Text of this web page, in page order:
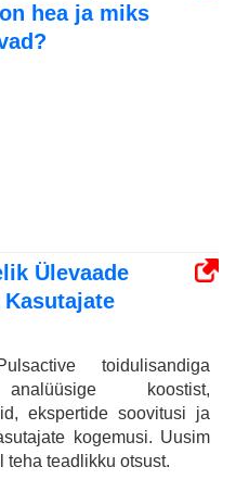
hea ja miks
Ülevaade
toidulisandiga
koostist,
ekspertide soovitusi ja
kogemusi. Uusim
teha teadlikku otsust.